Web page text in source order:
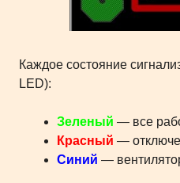
Каждое состояние
LED):
Зеленый — все
Красный —
Синий —